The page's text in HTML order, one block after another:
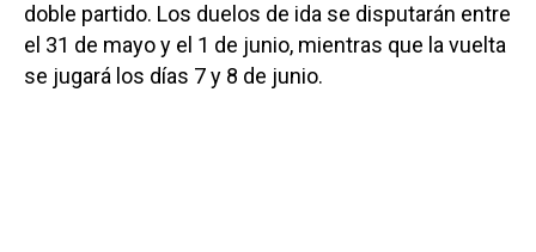
doble partido. Los duelos de ida se disputarán entre
el 31 de mayo y el 1 de junio, mientras que la vuelta
se jugará los días 7 y 8 de junio.